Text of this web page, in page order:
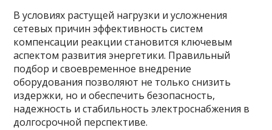
В условиях растущей нагрузки и усложнения
сетевых причин эффективность систем
компенсации реакции становится ключевым
аспектом развития энергетики. Правильный
подбор и своевременное внедрение
оборудования позволяют не только снизить
издержки, но и обеспечить безопасность,
надежность и стабильность электроснабжения в
долгосрочной перспективе.